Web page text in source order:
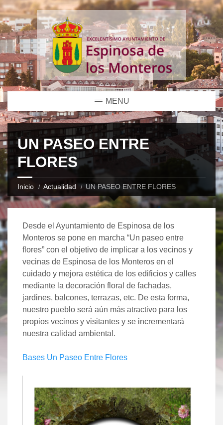
MENU
UN PASEO ENTRE
FLORES
Inicio Actualidad UN PASEO ENTRE FLORES
Desde el Ayuntamiento de Espinosa de los
Monteros se pone en marcha “Un paseo entre
flores” con el objetivo de implicar a los vecinos y
vecinas de Espinosa de los Monteros en el
cuidado y mejora estética de los edificios y calles
mediante la decoración floral de fachadas,
jardines, balcones, terrazas, etc. De esta forma,
nuestro pueblo será aún más atractivo para los
propios vecinos y visitantes y se incrementará
nuestra calidad ambiental.
Bases Un Paseo Entre Flores